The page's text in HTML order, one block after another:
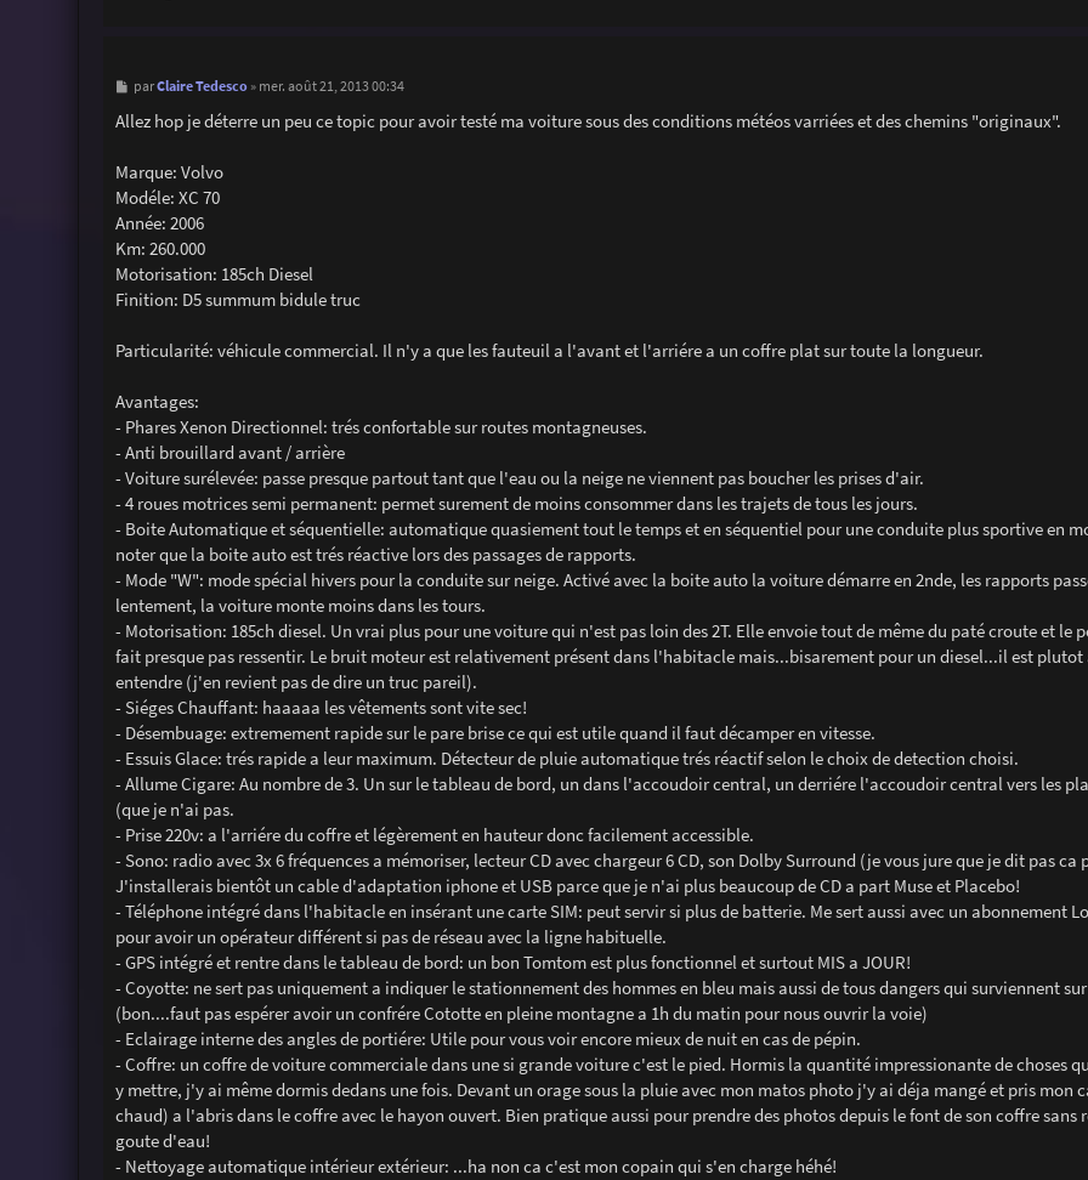
M
s
s
e
parClaire Tedesco» mer. août 21, 2013 00:34
Allez hop je déterre un peu ce topic pour avoir testé ma voiture sous des conditions météos varriées et des chemins "originaux".
Marque: Volvo
Modéle: XC 70
Année: 2006
Km: 260.000
Motorisation: 185ch Diesel
Finition: D5 summum bidule truc
Particularité: véhicule commercial. Il n'y a que les fauteuil a l'avant et l'arriére a un coffre plat sur toute la longueur.
Avantages:
- Phares Xenon Directionnel: trés confortable sur routes montagneuses.
- Anti brouillard avant / arrière
- Voiture surélevée: passe presque partout tant que l'eau ou la neige ne viennent pas boucher les prises d'air.
- 4 roues motrices semi permanent: permet surement de moins consommer dans les trajets de tous les jours.
- Boite Automatique et séquentielle: automatique quasiement tout le temps et en séquentiel pour une conduite plus sportive en
noter que la boite auto est trés réactive lors des passages de rapports.
- Mode "W": mode spécial hivers pour la conduite sur neige. Activé avec la boite auto la voiture démarre en 2nde, les rapports
lentement, la voiture monte moins dans les tours.
- Motorisation: 185ch diesel. Un vrai plus pour une voiture qui n'est pas loin des 2T. Elle envoie tout de même du paté croute et le
fait presque pas ressentir. Le bruit moteur est relativement présent dans l'habitacle mais...bisarement pour un diesel...il est plutot
entendre (j'en revient pas de dire un truc pareil).
- Siéges Chauffant: haaaaa les vêtements sont vite sec!
- Désembuage: extremement rapide sur le pare brise ce qui est utile quand il faut décamper en vitesse.
- Essuis Glace: trés rapide a leur maximum. Détecteur de pluie automatique trés réactif selon le choix de detection choisi.
- Allume Cigare: Au nombre de 3. Un sur le tableau de bord, un dans l'accoudoir central, un derriére l'accoudoir central vers les
(que je n'ai pas.
- Prise 220v: a l'arriére du coffre et légèrement en hauteur donc facilement accessible.
- Sono: radio avec 3x 6 fréquences a mémoriser, lecteur CD avec chargeur 6 CD, son Dolby Surround (je vous jure que je dit pas ca
J'installerais bientôt un cable d'adaptation iphone et USB parce que je n'ai plus beaucoup de CD a part Muse et Placebo!
- Téléphone intégré dans l'habitacle en insérant une carte SIM: peut servir si plus de batterie. Me sert aussi avec un abonnement
pour avoir un opérateur différent si pas de réseau avec la ligne habituelle.
- GPS intégré et rentre dans le tableau de bord: un bon Tomtom est plus fonctionnel et surtout MIS a JOUR!
- Coyotte: ne sert pas uniquement a indiquer le stationnement des hommes en bleu mais aussi de tous dangers qui surviennent
(bon....faut pas espérer avoir un confrére Cototte en pleine montagne a 1h du matin pour nous ouvrir la voie)
- Eclairage interne des angles de portiére: Utile pour vous voir encore mieux de nuit en cas de pépin.
- Coffre: un coffre de voiture commerciale dans une si grande voiture c'est le pied. Hormis la quantité impressionante de choses
y mettre, j'y ai même dormis dedans une fois. Devant un orage sous la pluie avec mon matos photo j'y ai déja mangé et pris mon
chaud) a l'abris dans le coffre avec le hayon ouvert. Bien pratique aussi pour prendre des photos depuis le font de son coffre sans
goute d'eau!
- Nettoyage automatique intérieur extérieur: ...ha non ca c'est mon copain qui s'en charge héhé!